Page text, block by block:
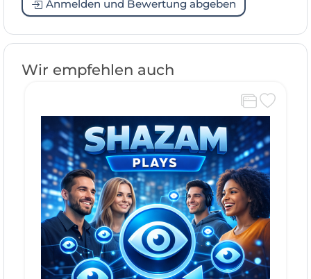
Anmelden und Bewertung abgeben
Wir empfehlen auch